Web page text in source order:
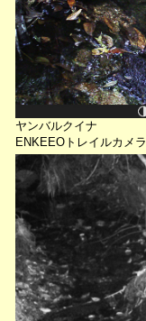
ヤンバルクイナ
ENKEEOトレイルカメラ